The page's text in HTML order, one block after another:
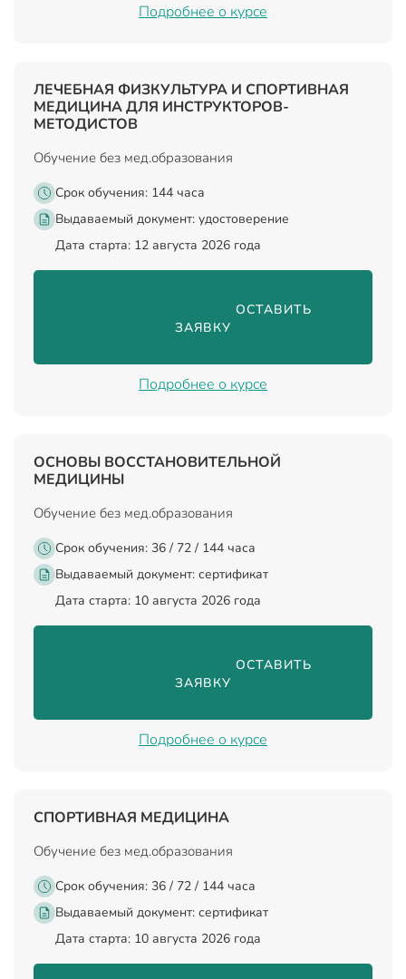
Подробнее о курсе
ЛЕЧЕБНАЯ ФИЗКУЛЬТУРА И СПОРТИВНАЯ
МЕДИЦИНА ДЛЯ ИНСТРУКТОРОВ-
МЕТОДИСТОВ
Обучение без мед.образования
Срок обучения: 144 часа
Выдаваемый документ: удостоверение
Дата старта: 12 августа 2026 года
                                ОСТАВИТЬ
ЗАЯВКУ
Подробнее о курсе
ОСНОВЫ ВОССТАНОВИТЕЛЬНОЙ
МЕДИЦИНЫ
Обучение без мед.образования
Срок обучения: 36 / 72 / 144 часа
Выдаваемый документ: сертификат
Дата старта: 10 августа 2026 года
                                ОСТАВИТЬ
ЗАЯВКУ
Подробнее о курсе
СПОРТИВНАЯ МЕДИЦИНА
Обучение без мед.образования
Срок обучения: 36 / 72 / 144 часа
Выдаваемый документ: сертификат
Дата старта: 10 августа 2026 года